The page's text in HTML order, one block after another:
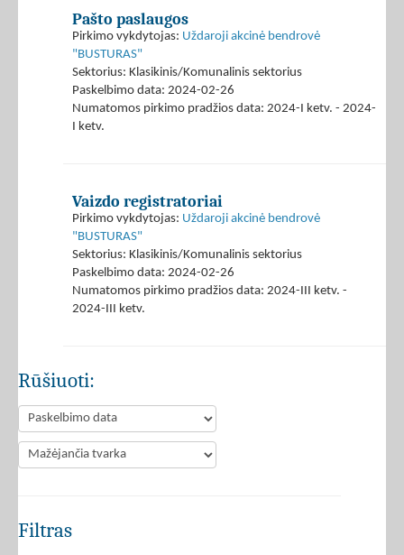
Pašto paslaugos
Pirkimo vykdytojas: Uždaroji akcinė bendrovė
"BUSTURAS"
Sektorius: Klasikinis/Komunalinis sektorius
Paskelbimo data: 2024-02-26
Numatomos pirkimo pradžios data: 2024-I ketv. - 2024-
I ketv.
Vaizdo registratoriai
Pirkimo vykdytojas: Uždaroji akcinė bendrovė
"BUSTURAS"
Sektorius: Klasikinis/Komunalinis sektorius
Paskelbimo data: 2024-02-26
Numatomos pirkimo pradžios data: 2024-III ketv. -
2024-III ketv.
Rūšiuoti:
Filtras